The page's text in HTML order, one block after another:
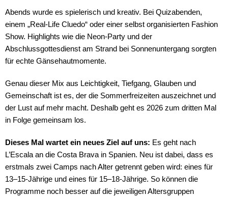
Abends wurde es spielerisch und kreativ. Bei Quizabenden,
einem „Real-Life Cluedo“ oder einer selbst organisierten Fashion
Show. Highlights wie die Neon-Party und der
Abschlussgottesdienst am Strand bei Sonnenuntergang sorgten
für echte Gänsehautmomente.
Genau dieser Mix aus Leichtigkeit, Tiefgang, Glauben und
Gemeinschaft ist es, der die Sommerfreizeiten auszeichnet und
der Lust auf mehr macht. Deshalb geht es 2026 zum dritten Mal
in Folge gemeinsam los.
Dieses Mal wartet ein neues Ziel auf uns: Es geht nach
L’Escala an die Costa Brava in Spanien. Neu ist dabei, dass es
erstmals zwei Camps nach Alter getrennt geben wird: eines für
13–15-Jährige und eines für 15–18-Jährige. So können die
Programme noch besser auf die jeweiligen Altersgruppen